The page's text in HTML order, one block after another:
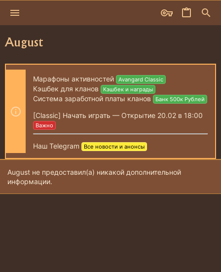
August
Марафоны активностей Avangard Classic
Кэшбек для кланов Кэшбек и награды
Система заработной платы кланов Банк 500к Рублей
[Classic] Начать играть — Открытие 20.02 в 18:00
Важно
Наш Telegram Все новости и анонсы
August не предоставил(а) никакой дополнительной
информации.